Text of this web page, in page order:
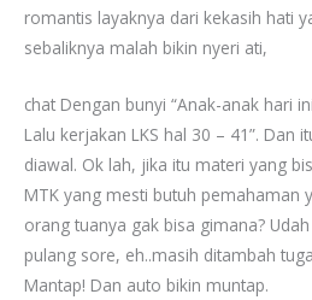
romantis layaknya dari kekasih hati
sebaliknya malah bikin nyeri ati,
chat Dengan bunyi “Anak-anak hari
Lalu kerjakan LKS hal 30 – 41”. Dan
diawal. Ok lah, jika itu materi yang
MTK yang mesti butuh pemahaman
orang tuanya gak bisa gimana?
pulang sore, eh..masih ditambah
Mantap! Dan auto bikin muntap.